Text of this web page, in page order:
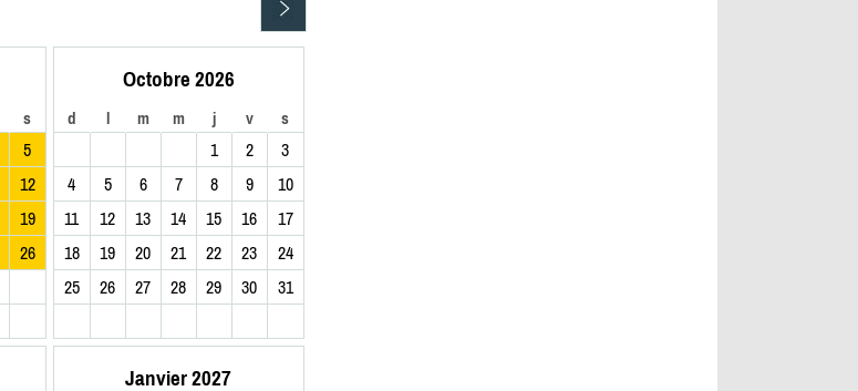
s
5
12
19
26
Octobre 2026
d l m m j v s
1 2
3
4
5 6 7 8 9
10
11
12 13 14 15 16
17
18
19 20 21 22 23
24
25
26 27 28 29 30 31
Janvier 2027